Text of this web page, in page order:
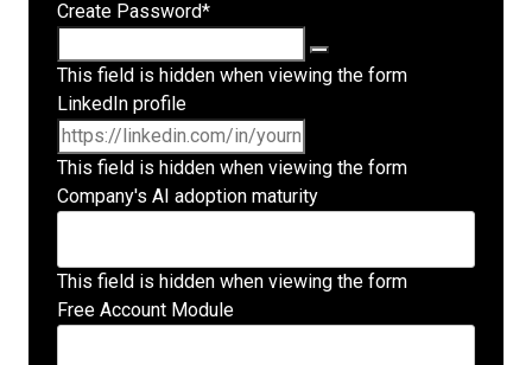
Create Password*
This field is hidden when viewing the form
LinkedIn profile
This field is hidden when viewing the form
Company's AI adoption maturity
This field is hidden when viewing the form
Free Account Module